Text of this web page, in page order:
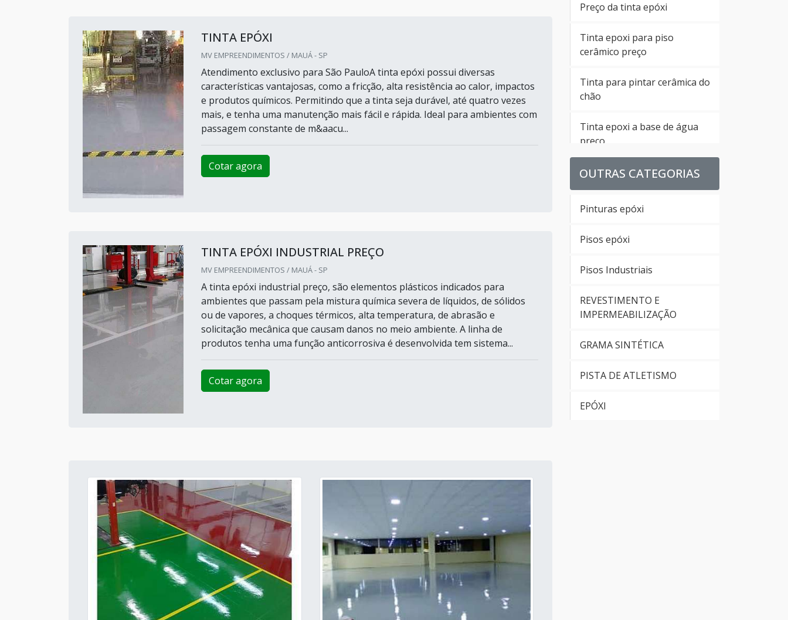
TINTA EPÓXI
MV EMPREENDIMENTOS / MAUÁ - SP
Atendimento exclusivo para São PauloA tinta epóxi possui diversas
características vantajosas, como a fricção, alta resistência ao calor, impactos
e produtos químicos. Permitindo que a tinta seja durável, até quatro vezes
mais, e tenha uma manutenção mais fácil e rápida. Ideal para ambientes com
passagem constante de m&aacu...
Cotar agora
TINTA EPÓXI INDUSTRIAL PREÇO
MV EMPREENDIMENTOS / MAUÁ - SP
A tinta epóxi industrial preço, são elementos plásticos indicados para
ambientes que passam pela mistura química severa de líquidos, de sólidos
ou de vapores, a choques térmicos, alta temperatura, de abrasão e
solicitação mecânica que causam danos no meio ambiente. A linha de
produtos tenha uma função anticorrosiva é desenvolvida tem sistema...
Cotar agora
Preço da tinta epóxi
Tinta epoxi para piso
cerâmico preço
Tinta para pintar cerâmica do
chão
Tinta epoxi a base de água
preço
Preço tinta epoxi para piso
concreto
Tinta epoxi para azulejo
Tinta para pintar concreto
Valor da tinta epóxi
Tinta epoxi autonivelante
OUTRAS CATEGORIAS
Pinturas epóxi
Pisos epóxi
Pisos Industriais
REVESTIMENTO E
IMPERMEABILIZAÇÃO
GRAMA SINTÉTICA
PISTA DE ATLETISMO
EPÓXI